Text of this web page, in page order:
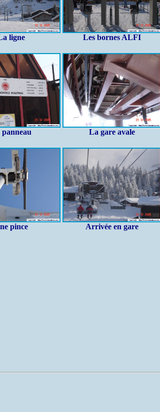
ligne Les bornes ALFI
La gare avale
pince Arrivée en gare